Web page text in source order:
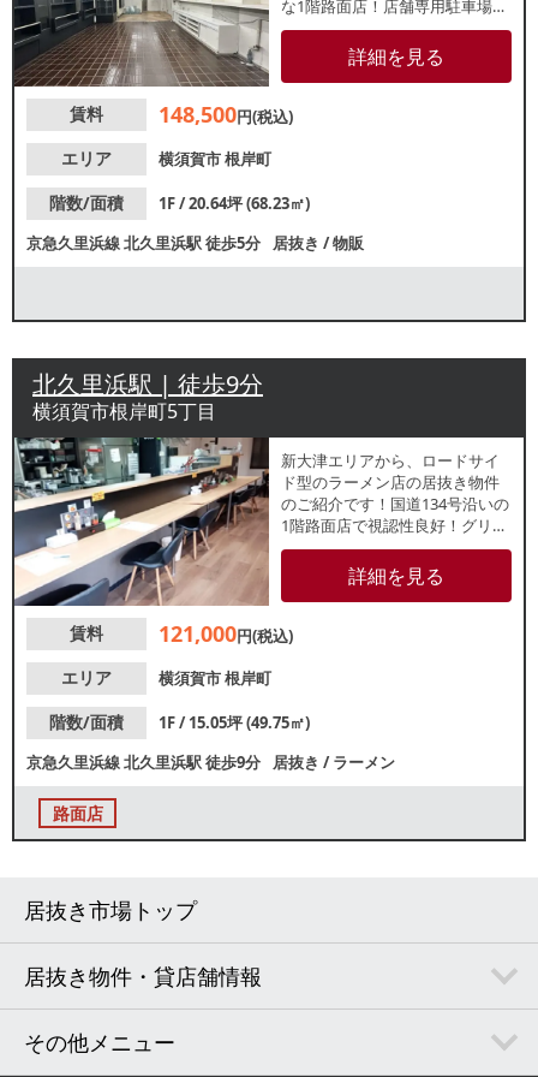
な1階路面店！店舗専⽤駐⾞場の
ご利⽤も相談可能です。他区画
では買取専門店や英語教室や薬
局などが営業中。カフェなどの
クールなどにもおすすめです。
詳細を見る
賃料 148,500円(税込)
エリア
横須賀市根岸町
階数/面積
1F / 20.64坪 (68.23㎡)
京急久里浜線北久里浜駅徒歩5分 居抜き /物販
北久里浜駅 | 徒歩9分
横須賀市根岸町5丁目
新大津エリアから、ロードサイ
ド型のラーメン店の居抜き物件
のご紹介です！国道134号沿いの
1階路面店で視認性良好！グリー
ンの外観が目を引く建物です。
周辺は住宅・店舗のため近隣住
民のランチ・夕食需要が期待で
詳細を見る
賃料 121,000円(税込)
エリア
横須賀市根岸町
階数/面積
1F / 15.05坪 (49.75㎡)
京急久里浜線北久里浜駅徒歩9分 居抜き /ラーメン
路面店
居抜き市場トップ
居抜き物件・貸店舗情報
その他メニュー